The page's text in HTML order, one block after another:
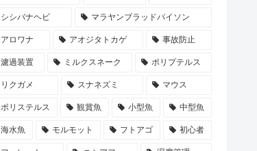
シシバナヘビ マラヤンブラッドパイソン
アロワナ アオジタトカゲ 事故防止
濾過装置 ミルクスネーク ポリプテルス
リクガメ スナネズミ マウス
ポリステルス 観賞魚 小型魚 中型魚
海水魚 モルモット フトアゴ 初心者